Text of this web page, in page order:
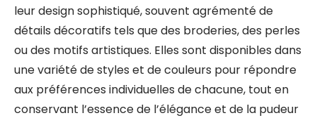
leur design sophistiqué, souvent agrémenté de
détails décoratifs tels que des broderies, des perles
ou des motifs artistiques. Elles sont disponibles dans
une variété de styles et de couleurs pour répondre
aux préférences individuelles de chacune, tout en
conservant l’essence de l’élégance et de la pudeur